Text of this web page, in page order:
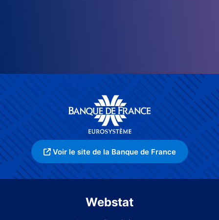
Voir le site de la Banque de France
Webstat